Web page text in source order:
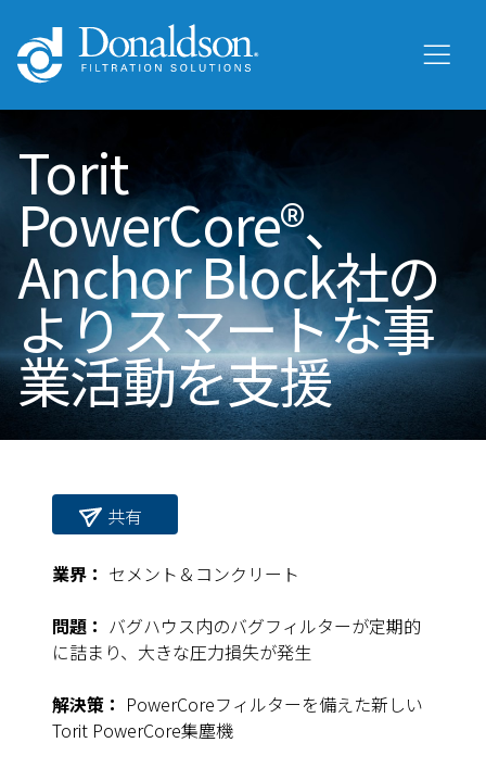
Torit
PowerCore®、
Anchor Block社の
よりスマートな事
業活動を支援
共有
業界： セメント＆コンクリート
問題： バグハウス内のバグフィルターが定期的
に詰まり、大きな圧力損失が発生
解決策： PowerCoreフィルターを備えた新しい
Torit PowerCore集塵機